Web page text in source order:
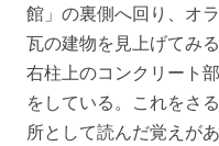
館」の裏側へ回り、オ
瓦の建物を見上げてみる
右柱上のコンクリート
をしている。これをさ
所として読んだ覚えが